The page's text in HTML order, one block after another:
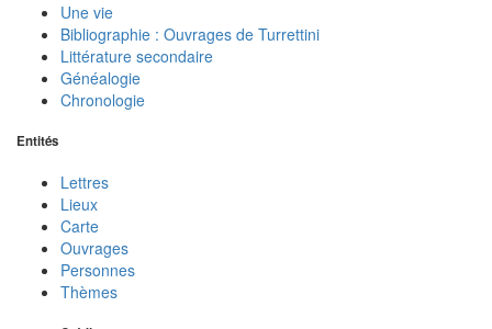
Une vie
Bibliographie : Ouvrages de Turrettini
Littérature secondaire
Généalogie
Chronologie
Entités
Lettres
Lieux
Carte
Ouvrages
Personnes
Thèmes